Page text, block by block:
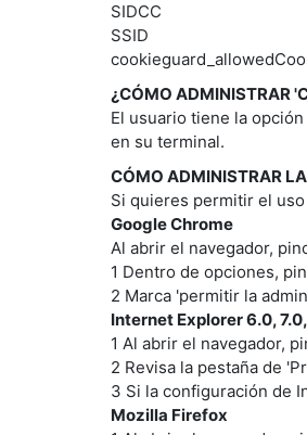
SIDCC
SSID
¿CÓMO ADMINISTRAR
El usuario tiene la
en su terminal.
CÓMO ADMINISTRAR
Si quieres permitir el
Google Chrome
Al abrir el navegador,
1 Dentro de opciones,
2 Marca 'permitir la
Internet Explorer 6.0,
1 Al abrir el navegador,
2 Revisa la pestaña de
3 Si la configuración de
Mozilla Firefox